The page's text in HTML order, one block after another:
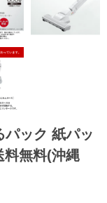
パック 紙パッ
料無料(沖縄